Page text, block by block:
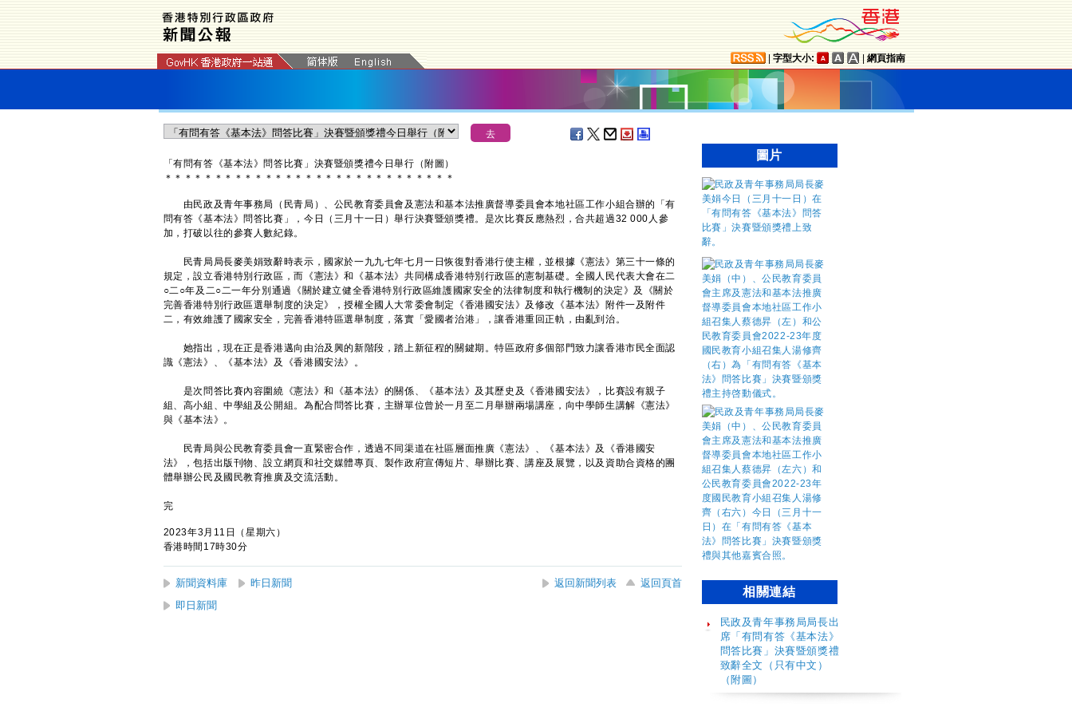
字型大小: 網頁指南
「有問有答《基本法》問答比賽」決賽暨頒獎禮今日舉行（附圖）
＊ ＊ ＊ ＊ ＊ ＊ ＊ ＊ ＊ ＊ ＊ ＊ ＊ ＊ ＊ ＊ ＊ ＊ ＊ ＊ ＊ ＊ ＊ ＊ ＊ ＊ ＊ ＊ ＊
由民政及青年事務局（民青局）、公民教育委員會及憲法和基本法推廣督導委員會本地社區工作小組合辦的「有
問有答《基本法》問答比賽」，今日（三月十一日）舉行決賽暨頒獎禮。是次比賽反應熱烈，合共超過32 000人參
加，打破以往的參賽人數紀錄。
民青局局長麥美娟致辭時表示，國家於一九九七年七月一日恢復對香港行使主權，並根據《憲法》第三十一條的
規定，設立香港特別行政區，而《憲法》和《基本法》共同構成香港特別行政區的憲制基礎。全國人民代表大會在二
○二○年及二○二一年分別通過《關於建立健全香港特別行政區維護國家安全的法律制度和執行機制的決定》及《關於
完善香港特別行政區選舉制度的決定》，授權全國人大常委會制定《香港國安法》及修改《基本法》附件一及附件
二，有效維護了國家安全，完善香港特區選舉制度，落實「愛國者治港」，讓香港重回正軌，由亂到治。
她指出，現在正是香港邁向由治及興的新階段，踏上新征程的關鍵期。特區政府多個部門致力讓香港市民全面認
識《憲法》、《基本法》及《香港國安法》。
是次問答比賽內容圍繞《憲法》和《基本法》的關係、《基本法》及其歷史及《香港國安法》，比賽設有親子
組、高小組、中學組及公開組。為配合問答比賽，主辦單位曾於一月至二月舉辦兩場講座，向中學師生講解《憲法》
與《基本法》。
民青局與公民教育委員會一直緊密合作，透過不同渠道在社區層面推廣《憲法》、《基本法》及《香港國安
法》，包括出版刊物、設立網頁和社交媒體專頁、製作政府宣傳短片、舉辦比賽、講座及展覽，以及資助合資格的團
體舉辦公民及國民教育推廣及交流活動。
完
2023年3月11日（星期六）
香港時間17時30分
新聞資料庫 昨日新聞 返回新聞列表
返回頁首
即日新聞
圖片
相關連結
​民政及青年事務局局長出
席「有問有答《基本法》
問答比賽」決賽暨頒獎禮
致辭全文（只有中文）
（附圖）